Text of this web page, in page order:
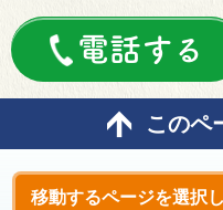
電話する
このペ